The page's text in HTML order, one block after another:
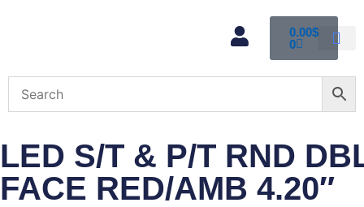
0.00$
0
LED S/T & P/T RND
FACE RED/AMB 4.20″